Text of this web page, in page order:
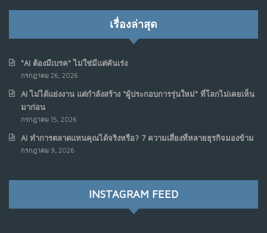
เรื่องล่าสุด
“AI ต้องมีเบรค“ ไม่ใช่มีแต่คันเร่ง
กรกฎาคม 26, 2026
AI ไม่ได้แย่งงาน แต่กำลังสร้าง “ผู้ประกอบการรุ่นใหม่” ที่โลกไม่เคยเห็น
มาก่อน
กรกฎาคม 15, 2026
AI ทำการตลาดแทนคุณได้จริงหรือ? 7 ความเสี่ยงที่หลายธุรกิจมองข้าม
กรกฎาคม 9, 2026
INSTAGRAM FEED